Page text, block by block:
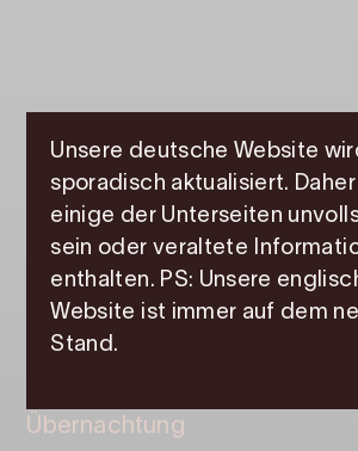
Übernachtung
Unsere deutsche Website
sporadisch aktualisiert. Daher
einige der Unterseiten
sein oder veraltete
enthalten. PS: Unsere
Website ist immer auf dem
Stand.